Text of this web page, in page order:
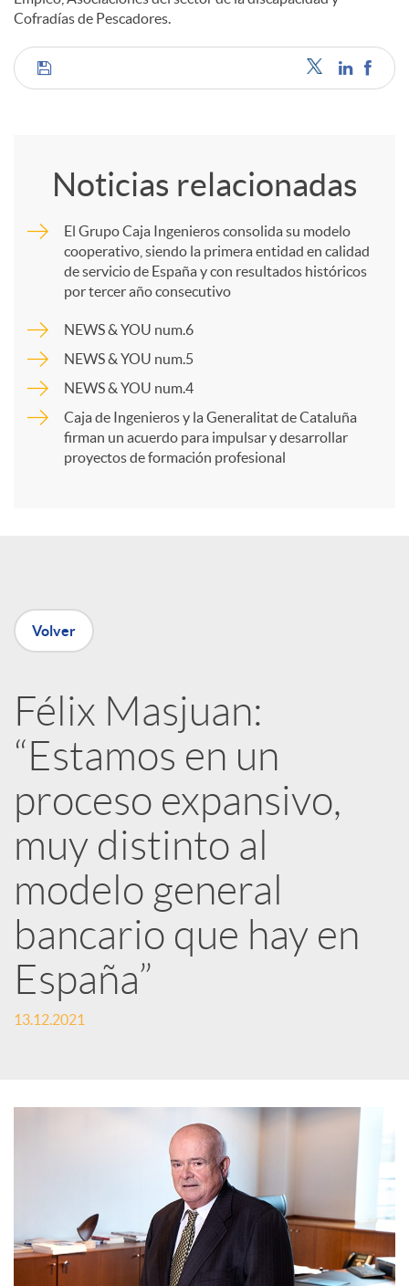
Cofradías de Pescadores.
C
a
r
e
R
e
d
e
s
S
a
Noticias relacionadas
El Grupo Caja Ingenieros consolida su modelo
cooperativo, siendo la primera entidad en calidad
de servicio de España y con resultados históricos
por tercer año consecutivo
NEWS & YOU num.6
NEWS & YOU num.5
NEWS & YOU num.4
Caja de Ingenieros y la Generalitat de Cataluña
firman un acuerdo para impulsar y desarrollar
proyectos de formación profesional
Volver
Félix Masjuan:
“Estamos en un
proceso expansivo,
muy distinto al
modelo general
bancario que hay en
España”
13.12.2021